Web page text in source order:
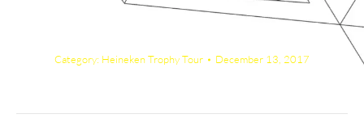
Category: Heineken Trophy Tour December 13, 2017